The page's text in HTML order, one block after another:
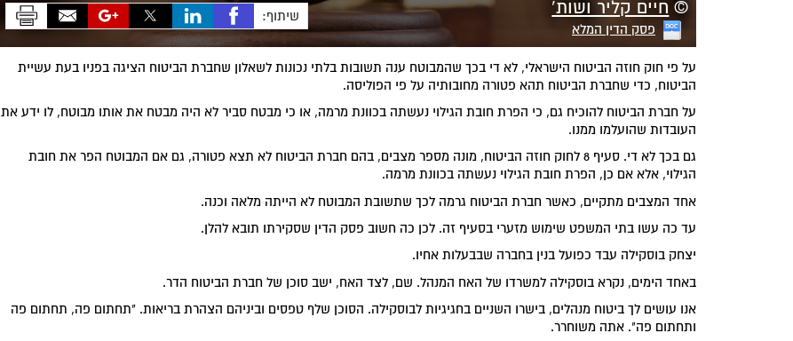
© חיים קליר ושות'
פסק הדין המלא
שיתוף:
על פי חוק חוזה הביטוח הישראלי, לא די בכך שהמבוטח ענה תשובות בלתי נכונות לשאלון שחברת הביטוח הציגה בפניו בעת עשיית
הביטוח, כדי שחברת הביטוח תהא פטורה מחובותיה על פי הפוליסה.
על חברת הביטוח להוכיח גם, כי הפרת חובת הגילוי נעשתה בכוונת מרמה, או כי מבטח סביר לא היה מבטח את אותו מבוטח, לו ידע את
העובדות שהועלמו ממנו.
גם בכך לא די. סעיף 8 לחוק חוזה הביטוח, מונה מספר מצבים, בהם חברת הביטוח לא תצא פטורה, גם אם המבוטח הפר את חובת
הגילוי, אלא אם כן, הפרת חובת הגילוי נעשתה בכוונת מרמה.
אחד המצבים מתקיים, כאשר חברת הביטוח גרמה לכך שתשובת המבוטח לא הייתה מלאה וכנה.
עד כה עשו בתי המשפט שימוש מזערי בסעיף זה. לכן כה חשוב פסק הדין שסקירתו תובא להלן.
יצחק בוסקילה עבד כפועל בנין בחברה שבבעלות אחיו.
באחד הימים, נקרא בוסקילה למשרדו של האח המנהל. שם, לצד האח, ישב סוכן של חברת הביטוח הדר.
אנו עושים לך ביטוח מנהלים, בישרו השניים בחגיגיות לבוסקילה. הסוכן שלף טפסים וביניהם הצהרת בריאות. "תחתום פה, תחתום פה
ותחתום פה". אתה משוחרר.